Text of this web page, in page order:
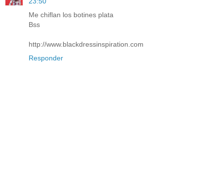
Me chiflan los botines plata
Bss
http://www.blackdressinspiration.com
Responder